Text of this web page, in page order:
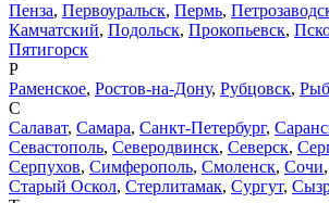
Пенза, Первоуральск, Пермь,
Камчатский, Подольск, Прокопьевск,
Пятигорск
Р
Раменское, Ростов-на-Дону, Рубцовск,
С
Салават, Самара, Санкт-Петербург,
Севастополь, Северодвинск, Северск,
Серпухов, Симферополь, Смоленск, Сочи,
Старый Оскол, Стерлитамак, Сургут,